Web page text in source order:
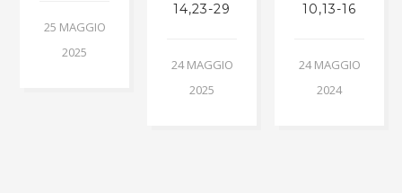
25 MAGGIO
2025
14,23-29
24 MAGGIO
2025
10,13-16
24 MAGGIO
2024